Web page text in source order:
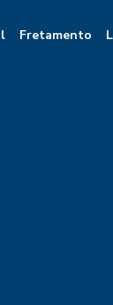
Fretamento